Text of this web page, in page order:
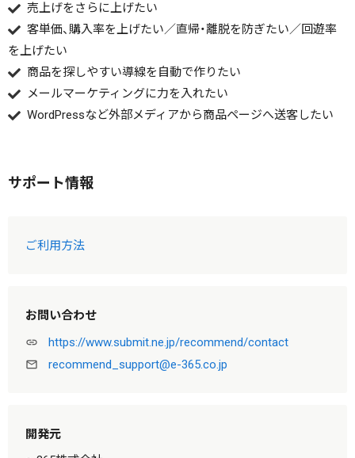
売上げをさらに上げたい
客単価、購入率を上げたい／直帰・離脱を防ぎたい／回遊率
を上げたい
商品を探しやすい導線を自動で作りたい
メールマーケティングに力を入れたい
WordPressなど外部メディアから商品ページへ送客したい
サポート情報
ご利用方法
お問い合わせ
link https://www.submit.ne.jp/recommend/contact
mail_outline recommend_support@e-365.co.jp
開発元